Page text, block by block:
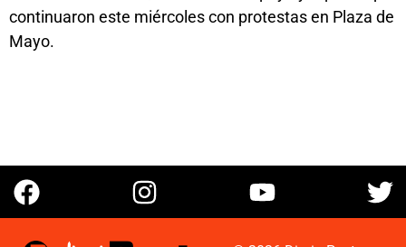
continuaron este miércoles con protestas en Plaza de
Mayo.